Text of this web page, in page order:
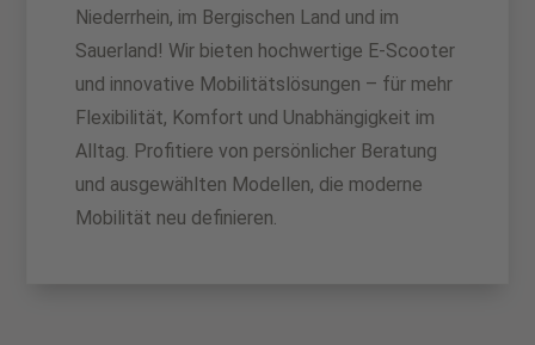
Niederrhein, im Bergischen Land und im
Sauerland! Wir bieten hochwertige E-Scooter
und innovative Mobilitätslösungen – für mehr
Flexibilität, Komfort und Unabhängigkeit im
Alltag. Profitiere von persönlicher Beratung
und ausgewählten Modellen, die moderne
Mobilität neu definieren.